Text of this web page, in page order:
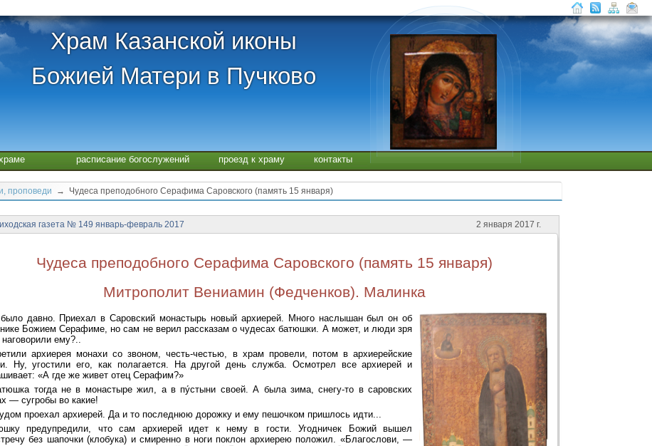
Храм Казанской иконы
Божией Матери в Пучково
расписание богослужений проезд к храму контакты
проповеди → Чудеса преподобного Серафима Саровского (память 15 января)
газета № 149 январь-февраль 2017 2 января 2017 г.
Чудеса преподобного Серафима Саровского (память 15 января)
Митрополит Вениамин (Федченков). Малинка
давно. Приехал в Саровский монастырь новый архиерей. Много наслышан был он об
Божием Серафиме, но сам не верил рассказам о чудесах батюшки. А может, и люди зря
наговорили ему?..
архиерея монахи со звоном, честь-честью, в храм провели, потом в архиерейские
Ну, угостили его, как полагается. На другой день служба. Осмотрел все архиерей и
«А где же живет отец Серафим?»
тогда не в монастыре жил, а в пу́стыни своей. А была зима, снегу-то в саровских
— сугробы во какие!
проехал архиерей. Да и то последнюю дорожку и ему пешочком пришлось идти...
предупредили, что сам архиерей идет к нему в гости. Угодничек Божий вышел
без шапочки (клобука) и смиренно в ноги поклон архиерею положил. «Благослови, —